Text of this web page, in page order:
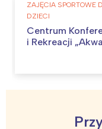
ZAJĘCIA SPORTOWE
DZIECI
Centrum
i Rekreacji